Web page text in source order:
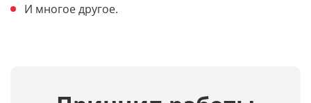
И многое другое.